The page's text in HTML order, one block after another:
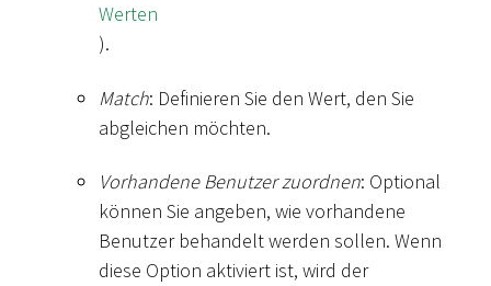
Werten
).
Match: Definieren Sie den Wert, den Sie
abgleichen möchten.
Vorhandene Benutzer zuordnen: Optional
können Sie angeben, wie vorhandene
Benutzer behandelt werden sollen. Wenn
diese Option aktiviert ist, wird der